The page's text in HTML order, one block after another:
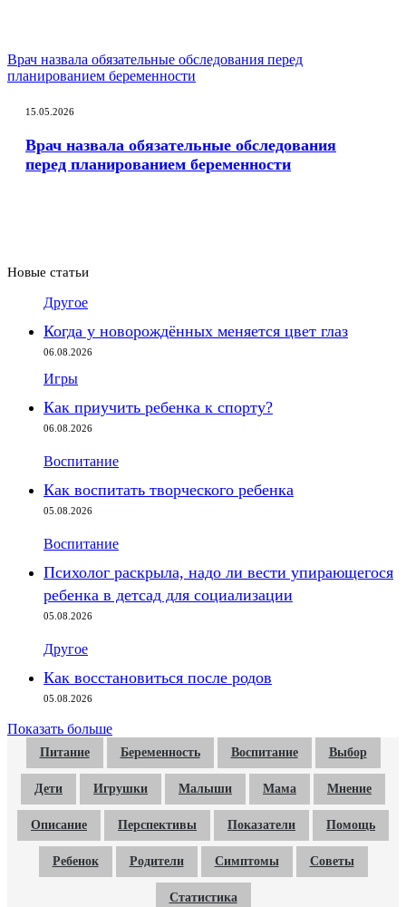
Врач назвала обязательные обследования перед
планированием беременности
15.05.2026
Врач назвала обязательные обследования
перед планированием беременности
Новые статьи
Другое
Когда у новорождённых меняется цвет глаз
06.08.2026
Игры
Как приучить ребенка к спорту?
06.08.2026
Воспитание
Как воспитать творческого ребенка
05.08.2026
Воспитание
Психолог раскрыла, надо ли вести упирающегося
ребенка в детсад для социализации
05.08.2026
Другое
Как восстановиться после родов
05.08.2026
Показать больше
Питание Беременность Воспитание Выбор
Дети Игрушки Малыши Мама Мнение
Описание Перспективы Показатели Помощь
Ребенок Родители Симптомы Советы
Статистика